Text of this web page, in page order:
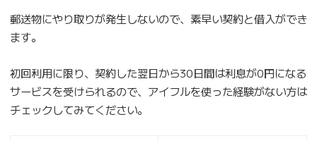
郵送物にやり取りが発生しないので、素早い契約と借入ができ
ます。
初回利用に限り、契約した翌日から30日間は利息が0円になる
サービスを受けられるので、アイフルを使った経験がない方は
チェックしてみてください。